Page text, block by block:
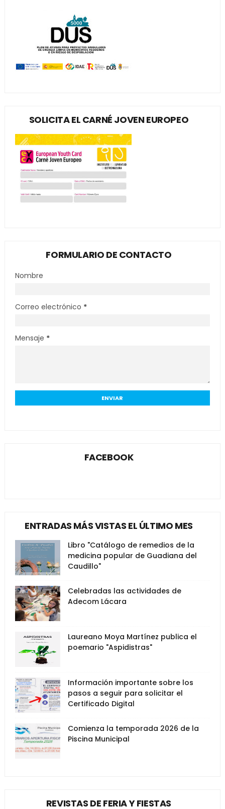
SOLICITA EL CARNÉ JOVEN EUROPEO
FORMULARIO DE CONTACTO
Nombre
Correo electrónico *
Mensaje *
FACEBOOK
ENTRADAS MÁS VISTAS EL ÚLTIMO MES
Libro "Catálogo de remedios de la
medicina popular de Guadiana del
Caudillo"
Celebradas las actividades de
Adecom Lácara
Laureano Moya Martínez publica el
poemario "Aspidistras"
Información importante sobre los
pasos a seguir para solicitar el
Certificado Digital
Comienza la temporada 2026 de la
Piscina Municipal
REVISTAS DE FERIA Y FIESTAS